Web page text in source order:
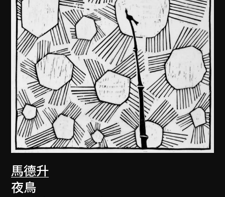
馬德升
夜鳥